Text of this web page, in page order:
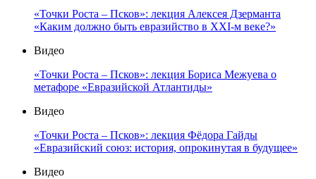
«Точки Роста – Псков»: лекция Алексея Дзерманта
«Каким должно быть евразийство в XXI-м веке?»
Видео
«Точки Роста – Псков»: лекция Бориса Межуева о
метафоре «Евразийской Атлантиды»
Видео
«Точки Роста – Псков»: лекция Фёдора Гайды
«Евразийский союз: история, опрокинутая в будущее»
Видео